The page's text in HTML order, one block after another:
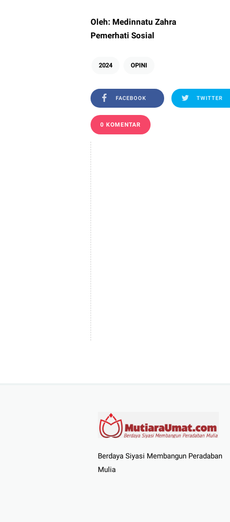
Oleh: Medinnatu Zahra
Pemerhati Sosial
2024 OPINI
FACEBOOK TWITTER
0 KOMENTAR
Berdaya Siyasi Membangun Peradaban
Mulia